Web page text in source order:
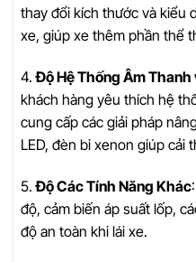
thay đổi kích thước và kiểu
xe, giúp xe thêm phần thể
4.Độ Hệ Thống Âm Thanh
khách hàng yêu thích hệ
cung cấp các giải pháp
LED, đèn bi xenon giúp cải
5.Độ Các Tính Năng Khác
độ, cảm biến áp suất lốp,
độ an toàn khi lái xe.